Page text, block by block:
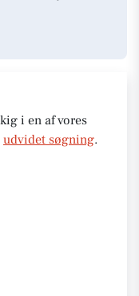
i en af vores
udvidet søgning.